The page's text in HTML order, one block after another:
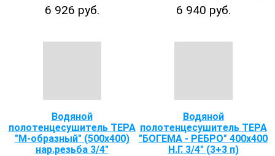
6 926 руб. 6 940 руб.
Водяной
полотенцесушитель ТЕРА
"М-образный" (500х400)
нар.резьба 3/4"
Водяной
полотенцесушитель ТЕРА
"БОГЕМА - РЕБРО" 400х400
Н.Г. 3/4" (3+3 п)